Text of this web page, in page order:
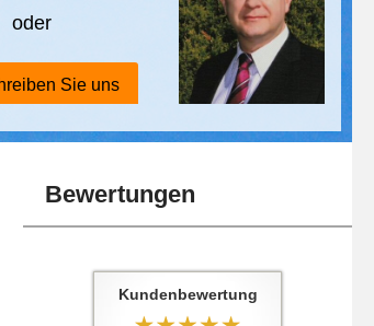
Sie uns
Bewertungen
Kundenbewertung